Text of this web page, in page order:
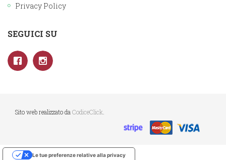
Privacy Policy
SEGUICI SU
Sito web realizzato da CodiceClick
Le tue preferenze relative alla privacy